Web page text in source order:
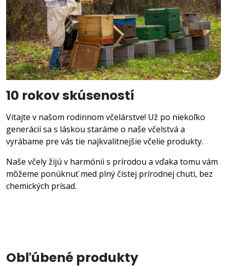
10 rokov skúseností
Vitajte v našom rodinnom včelárstve! Už po niekoľko
generácií sa s láskou staráme o naše včelstvá a
vyrábame pre vás tie najkvalitnejšie včelie produkty.
Naše včely žijú v harmónii s prírodou a vďaka tomu vám
môžeme ponúknuť med plný čistej prírodnej chuti, bez
chemických prísad.
Obľúbené produkty